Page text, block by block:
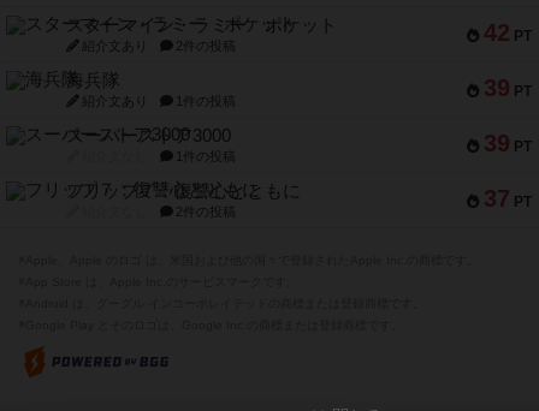
42 PT
スターマイン・ラミー ポケット
紹介文あり 2件の投稿
39 PT
海兵隊
紹介文あり 1件の投稿
39 PT
スーパーストア3000
1件の投稿
37 PT
フリップ７：復讐心とともに
2件の投稿